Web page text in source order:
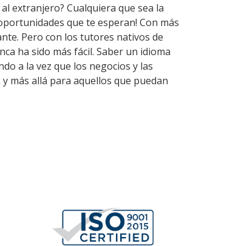
extranjero? Cualquiera que sea la
que te esperan! Con más
Pero con los tutores nativos de
ha sido más fácil. Saber un idioma
a la vez que los negocios y las
más allá para aquellos que puedan